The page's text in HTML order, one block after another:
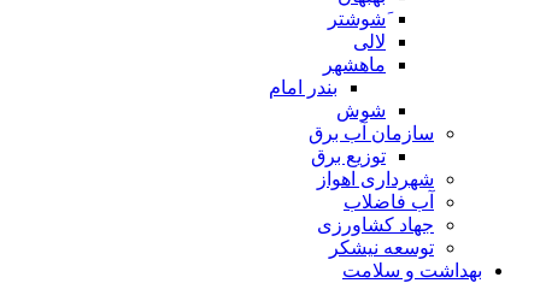
َشوشتر
لالی
ماهشهر
بندر امام
شوش
سازمان آب برق
توزیع برق
شهرداری اهواز
آب فاضلاب
جهاد کشاورزی
توسعه نیشکر
بهداشت و سلامت